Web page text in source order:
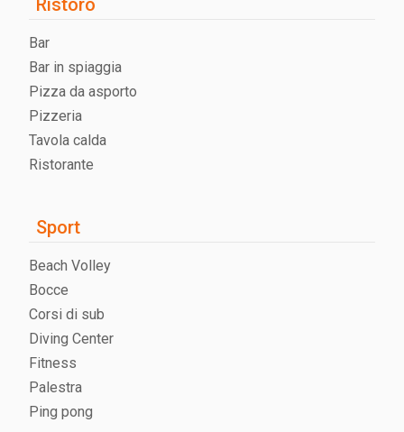
Ristoro
Bar
Bar in spiaggia
Pizza da asporto
Pizzeria
Tavola calda
Ristorante
Sport
Beach Volley
Bocce
Corsi di sub
Diving Center
Fitness
Palestra
Ping pong